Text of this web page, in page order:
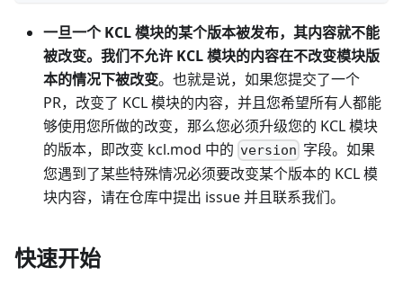
一旦一个 KCL 模块的某个版本被发布，其内容就不能
被改变。我们不允许 KCL 模块的内容在不改变模块版
本的情况下被改变。也就是说，如果您提交了一个
PR，改变了 KCL 模块的内容，并且您希望所有人都能
够使用您所做的改变，那么您必须升级您的 KCL 模块
的版本，即改变 kcl.mod 中的 version 字段。如果
您遇到了某些特殊情况必须要改变某个版本的 KCL 模
块内容，请在仓库中提出 issue 并且联系我们。
快速开始